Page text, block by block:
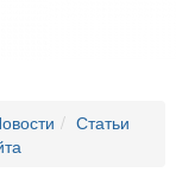
Статьи